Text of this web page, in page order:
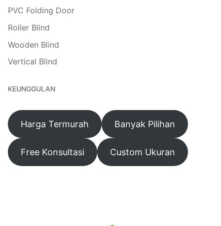
PVC Folding Door
Roller Blind
Wooden Blind
Vertical Blind
KEUNGGULAN
Harga Termurah Banyak Pilihan
Free Konsultasi Custom Ukuran